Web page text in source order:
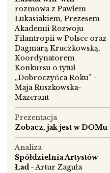
rozmowa z Pawłem
Łukasiakiem, Prezesem
Akademii Rozwoju
Filantropii w Polsce oraz
Dagmarą Kruczkowską,
Koordynatorem
Konkursu o tytuł
„Dobroczyńca Roku” -
Maja Ruszkowska-
Mazerant
Prezentacja
Zobacz, jak jest w DOMu
Analiza
Spółdzielnia Artystów
Ład - Artur Zaguła